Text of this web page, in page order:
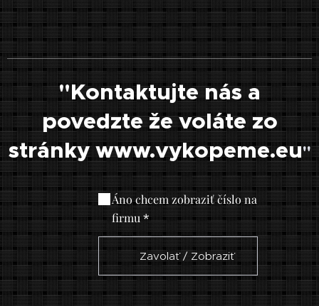
"Kontaktujte nás a
povedzte že voláte zo
stránky www.vykopeme.eu"
Áno chcem zobraziť číslo na
firmu
☎ Zavolať / Zobraziť